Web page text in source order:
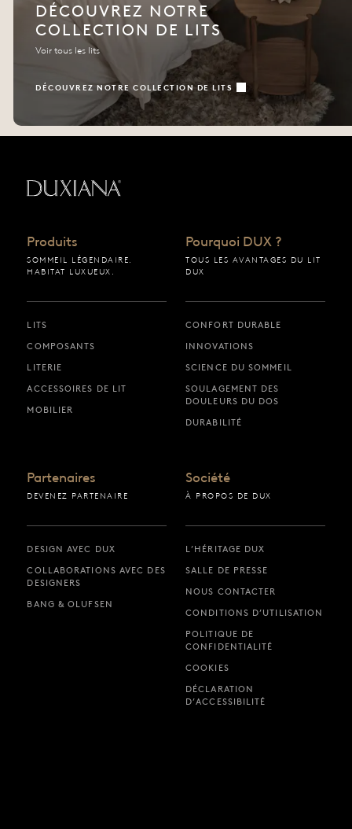
DÉCOUVREZ NOTRE
COLLECTION DE LITS
Voir tous les lits
DÉCOUVREZ NOTRE COLLECTION DE LITS
Produits
SOMMEIL LÉGENDAIRE.
HABITAT LUXUEUX.
LITS
COMPOSANTS
LITERIE
ACCESSOIRES DE LIT
MOBILIER
Pourquoi DUX ?
TOUS LES AVANTAGES DU LIT
DUX
CONFORT DURABLE
INNOVATIONS
SCIENCE DU SOMMEIL
SOULAGEMENT DES
DOULEURS DU DOS
DURABILITÉ
Partenaires
DEVENEZ PARTENAIRE
DESIGN AVEC DUX
COLLABORATIONS AVEC DES
DESIGNERS
BANG & OLUFSEN
Société
À PROPOS DE DUX
L’HÉRITAGE DUX
SALLE DE PRESSE
NOUS CONTACTER
CONDITIONS D’UTILISATION
POLITIQUE DE
CONFIDENTIALITÉ
COOKIES
DÉCLARATION
D’ACCESSIBILITÉ